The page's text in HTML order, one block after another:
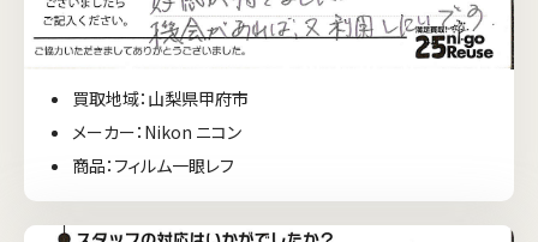
買取地域：山梨県甲府市
メーカー：Nikon ニコン
商品：フィルム一眼レフ